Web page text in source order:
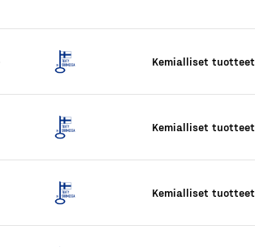
Kemialliset tuotteet
Kemialliset tuotteet
Kemialliset tuotteet